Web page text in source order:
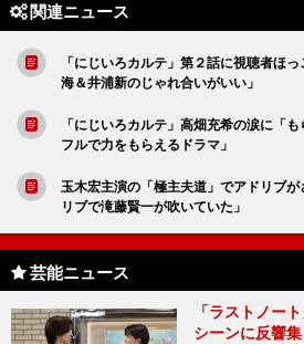
関連ニュース
「にじいろカルテ」第２話に視聴者ほ
海＆井浦新のじゃれ合いがいい」
「にじいろカルテ」高畑充希の涙に「
フルで力をもらえるドラマ」
玉木宏主演の「極主夫道」でアドリブ
リブで滝藤賢一が吹いていた」
芸能ニュース
「ラストノー
シーンに反響